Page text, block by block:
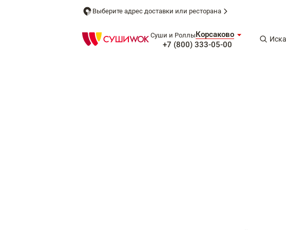
Выберите адрес доставки или ресторана
Суши и РоллыКорсаково
+7 (800) 333-05-00